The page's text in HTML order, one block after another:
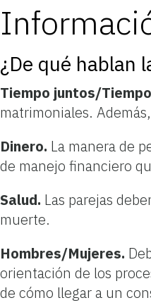
¿De qué hablan
Tiempo juntos/
matrimoniales.
Dinero. La manera de
de manejo financiero
Salud. Las parejas
muerte.
Hombres/Mujeres.
orientación de los
de cómo llegar a un